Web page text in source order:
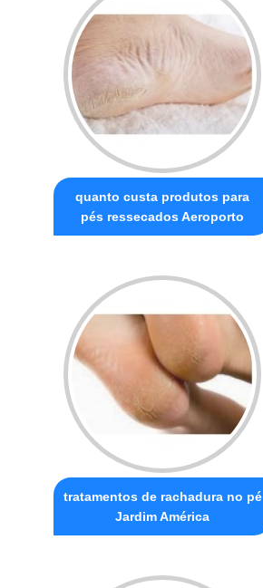
quanto custa produtos para
pés ressecados Aeroporto
tratamentos de rachadura no pé
Jardim América